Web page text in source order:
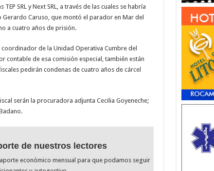
SRL y Next SRL, a través de las cuales se habría
Caruso, que montó el parador en Mar del
a cuatro años de prisión.
de la Unidad Operativa Cumbre del
contable de esa comisión especial, también están
pedirán condenas de cuatro años de cárcel
serán la procuradora adjunta Cecilia Goyeneche;
de nuestros lectores
económico mensual para que podamos seguir